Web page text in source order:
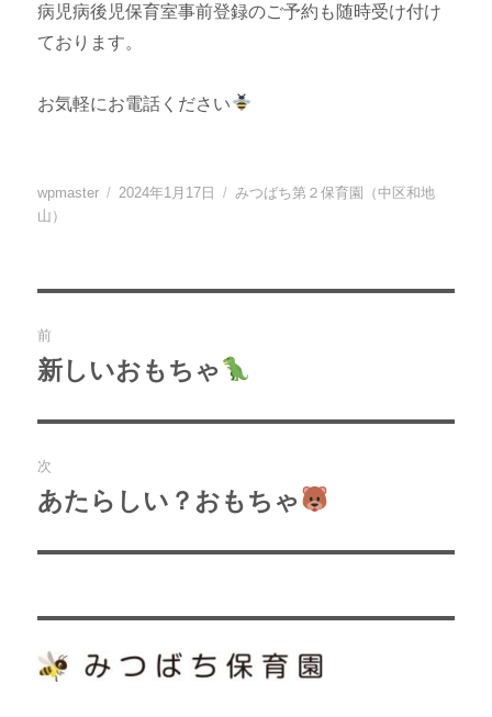
病児病後児保育室事前登録のご予約も随時受け付け
ております。
お気軽にお電話ください
投
稿
wpmaster
投
2024年1月17日
カ
みつばち第２保育園（中区和地
山）
稿
ビ
ゲ
ー
ン
前
過
の
投
稿:
新しいおもちゃ
次
次
投
あたらしい？おもちゃ